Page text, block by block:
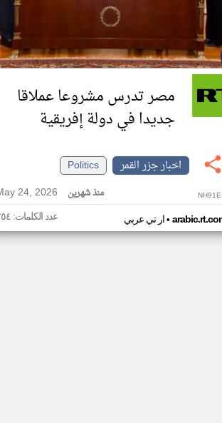
مصر تدرس مشروعا عملاقا
جديدا في دولة إفريقية
اخبار جزر القمر
Politics
24, 2026
منذ شهرين
ار تي عربي• عدد الكلمات: ٢٥٤